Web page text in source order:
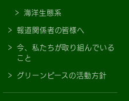
海洋生態系
報道関係者の皆様へ
今、私たちが取り組んでいる
こと
グリーンピースの活動方針